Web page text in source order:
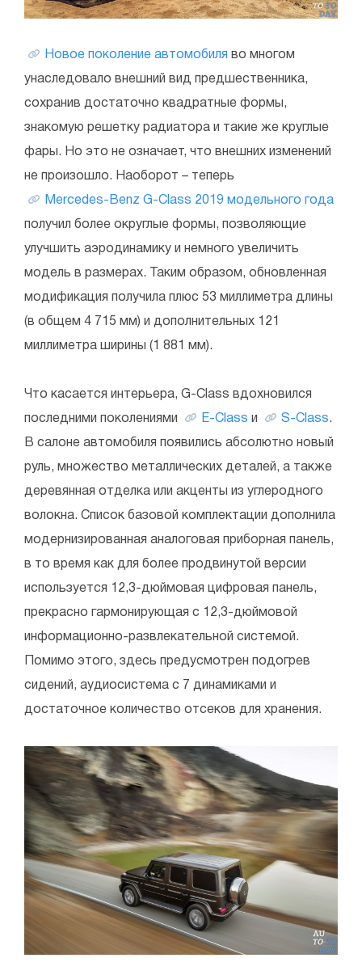
Новое поколение автомобиля во многом
унаследовало внешний вид предшественника,
сохранив достаточно квадратные формы,
знакомую решетку радиатора и такие же круглые
фары. Но это не означает, что внешних изменений
не произошло. Наоборот – теперь
Mercedes-Benz G-Class 2019 модельного года
получил более округлые формы, позволяющие
улучшить аэродинамику и немного увеличить
модель в размерах. Таким образом, обновленная
модификация получила плюс 53 миллиметра длины
(в общем 4 715 мм) и дополнительных 121
миллиметра ширины (1 881 мм).
Что касается интерьера, G-Class вдохновился
последними поколениями E-Class и S-Class.
В салоне автомобиля появились абсолютно новый
руль, множество металлических деталей, а также
деревянная отделка или акценты из углеродного
волокна. Список базовой комплектации дополнила
модернизированная аналоговая приборная панель,
в то время как для более продвинутой версии
используется 12,3-дюймовая цифровая панель,
прекрасно гармонирующая с 12,3-дюймовой
информационно-развлекательной системой.
Помимо этого, здесь предусмотрен подогрев
сидений, аудиосистема с 7 динамиками и
достаточное количество отсеков для хранения.